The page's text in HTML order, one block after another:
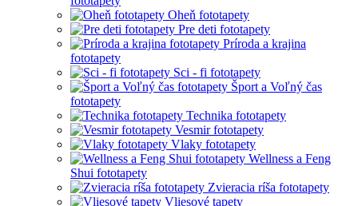
Oheň fototapety
Pre deti fototapety
Príroda a krajina
fototapety
Sci - fi fototapety
Šport a Voľný čas
fototapety
Technika fototapety
Vesmir fototapety
Vlaky fototapety
Wellness a Feng
Shui fototapety
Zvieracia ríša fototapety
Vliesové tapety